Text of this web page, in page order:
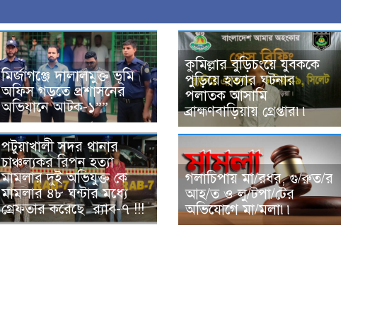
মির্জাগঞ্জে দালালমুক্ত ভূমি
অফিস গড়তে প্রশাসনের
অভিযানে আটক-১””
কুমিল্লার বুড়িচংয়ে যুবককে
পুড়িয়ে হত্যার ঘটনার
পলাতক আসামি
ব্রাহ্মণবাড়িয়ায় গ্রেপ্তার৷৷
পটুয়াখালী সদর থানার
চাঞ্চল্যকর রিপন হত্যা
মামলার দুই অভিযুক্ত কে
মামলার ৪৮ ঘন্টার মধ্যে
গ্রেফতার করেছে র‌্যাব-৭ !!!
গলাচিপায় মা/রধর, গু/রুত/র
আহ/ত ও লু/টপা/টের
অভিযোগে মা/মলা৷৷